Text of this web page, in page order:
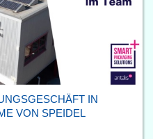
IN
VON SPEIDEL